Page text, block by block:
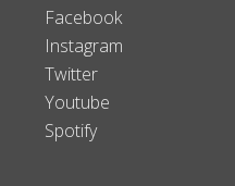
Facebook
Instagram
Twitter
Youtube
Spotify